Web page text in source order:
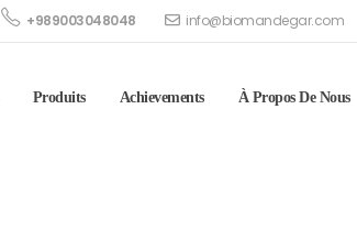
+989003048048 info@biomandegar.com
Produits Achievements À Propos De Nous